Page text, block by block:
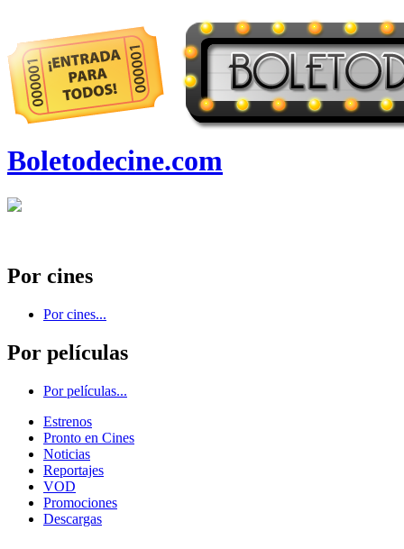
Boletodecine.com
Por cines
Por cines...
Por películas
Por películas...
Estrenos
Pronto en Cines
Noticias
Reportajes
VOD
Promociones
Descargas